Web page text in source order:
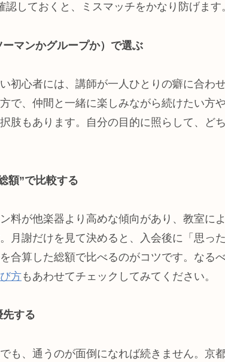
しておくと、ミスマッチをかなり防げます
マンかグループか）で選ぶ
初心者には、講師が一人ひとりの癖に合わ
で、仲間と一緒に楽しみながら続けたい方
肢もあります。自分の目的に照らして、ど
額”で比較する
料が他楽器より高めな傾向があり、教室に
月謝だけを見て決めると、入会後に「思っ
合算した総額で比べるのがコツです。なる
方もあわせてチェックしてみてください。
する
も、通うのが面倒になれば続きません。京